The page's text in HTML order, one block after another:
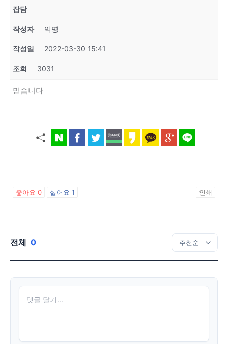
잡담
작성자 익명
작성일 2022-03-30 15:41
조회 3031
믿습니다
좋아요 0 싫어요 1 인쇄
전체 0